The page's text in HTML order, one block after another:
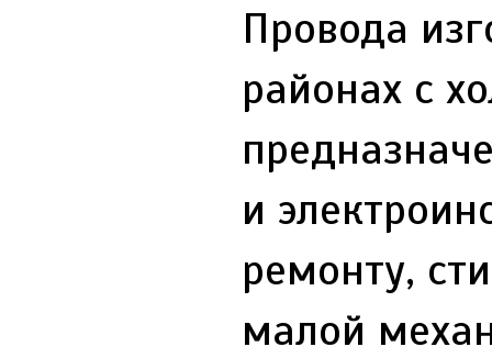
Провода
районах с
и
ремонту,
малой